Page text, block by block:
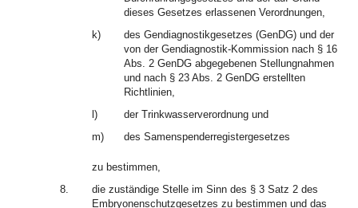
dieses Gesetzes erlassenen Verordnungen,
k)
des Gendiagnostikgesetzes (GenDG) und der
von der Gendiagnostik-Kommission nach § 16
Abs. 2 GenDG abgegebenen Stellungnahmen
und nach § 23 Abs. 2 GenDG erstellten
Richtlinien,
l)
der Trinkwasserverordnung und
m)
des Samenspenderregistergesetzes
zu bestimmen,
8.
die zuständige Stelle im Sinn des § 3 Satz 2 des
Embryonenschutzgesetzes zu bestimmen und das